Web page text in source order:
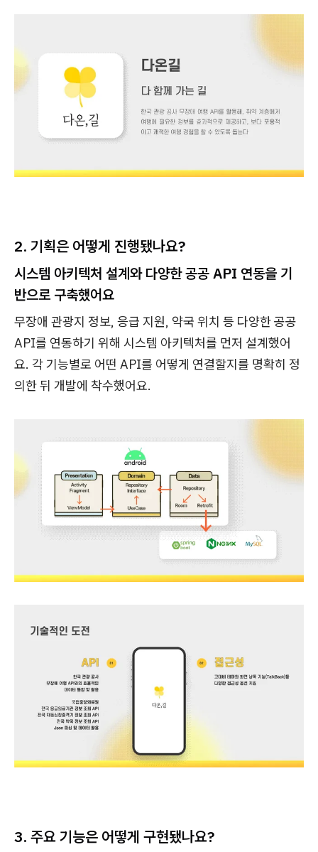
2. 기획은 어떻게 진행됐나요?
시스템 아키텍처 설계와 다양한 공공 API 연동을 기
반으로 구축했어요
무장애 관광지 정보, 응급 지원, 약국 위치 등 다양한 공공
API를 연동하기 위해 시스템 아키텍처를 먼저 설계했어
요. 각 기능별로 어떤 API를 어떻게 연결할지를 명확히 정
의한 뒤 개발에 착수했어요.
3. 주요 기능은 어떻게 구현됐나요?